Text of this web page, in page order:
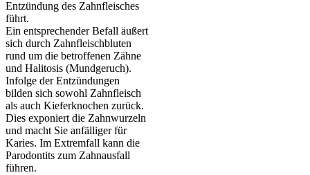
Entzündung des Zahnfleisches
führt.
Ein entsprechender Befall äußert
sich durch Zahnfleischbluten
rund um die betroffenen Zähne
und Halitosis (Mundgeruch).
Infolge der Entzündungen
bilden sich sowohl Zahnfleisch
als auch Kieferknochen zurück.
Dies exponiert die Zahnwurzeln
und macht Sie anfälliger für
Karies. Im Extremfall kann die
Parodontits zum Zahnausfall
führen.